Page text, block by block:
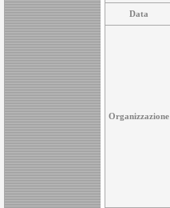
Data
Organizzazione